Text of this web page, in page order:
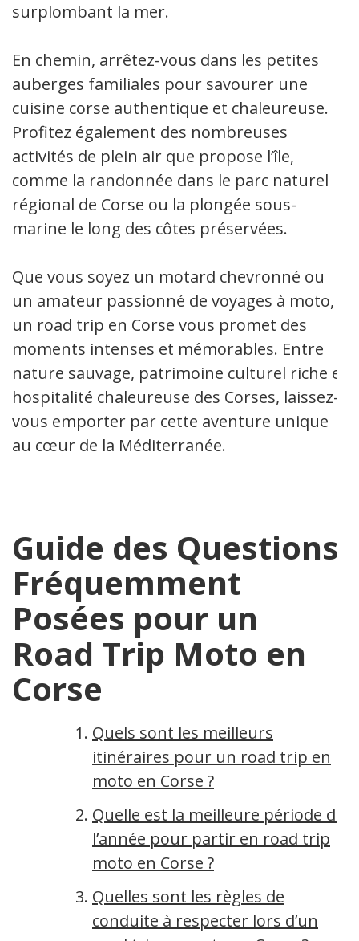
surplombant la mer.
En chemin, arrêtez-vous dans les petites
auberges familiales pour savourer une
cuisine corse authentique et chaleureuse.
Profitez également des nombreuses
activités de plein air que propose l’île,
comme la randonnée dans le parc naturel
régional de Corse ou la plongée sous-
marine le long des côtes préservées.
Que vous soyez un motard chevronné ou
un amateur passionné de voyages à moto,
un road trip en Corse vous promet des
moments intenses et mémorables. Entre
nature sauvage, patrimoine culturel riche et
hospitalité chaleureuse des Corses, laissez-
vous emporter par cette aventure unique
au cœur de la Méditerranée.
Guide des Questions
Fréquemment
Posées pour un
Road Trip Moto en
Corse
Quels sont les meilleurs
itinéraires pour un road trip en
moto en Corse ?
Quelle est la meilleure période de
l’année pour partir en road trip
moto en Corse ?
Quelles sont les règles de
conduite à respecter lors d’un